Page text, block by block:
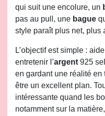
qui suit une encolure, un
pas au pull, une bague
style paraît plus net, plus
L’objectif est simple :
entretenir l’argent 925
en gardant une réalité en
être un excellent plan.
intéressante quand les
notamment sur la